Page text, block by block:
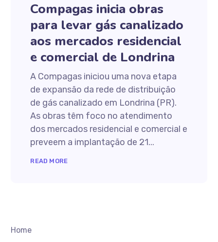
Compagas inicia obras
para levar gás canalizado
aos mercados residencial
e comercial de Londrina
A Compagas iniciou uma nova etapa
de expansão da rede de distribuição
de gás canalizado em Londrina (PR).
As obras têm foco no atendimento
dos mercados residencial e comercial e
preveem a implantação de 21...
READ MORE
Home